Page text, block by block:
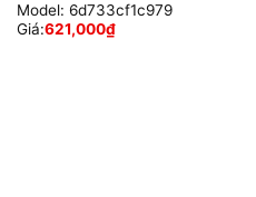
Model: 6d733cf1c979
Giá:621,000₫